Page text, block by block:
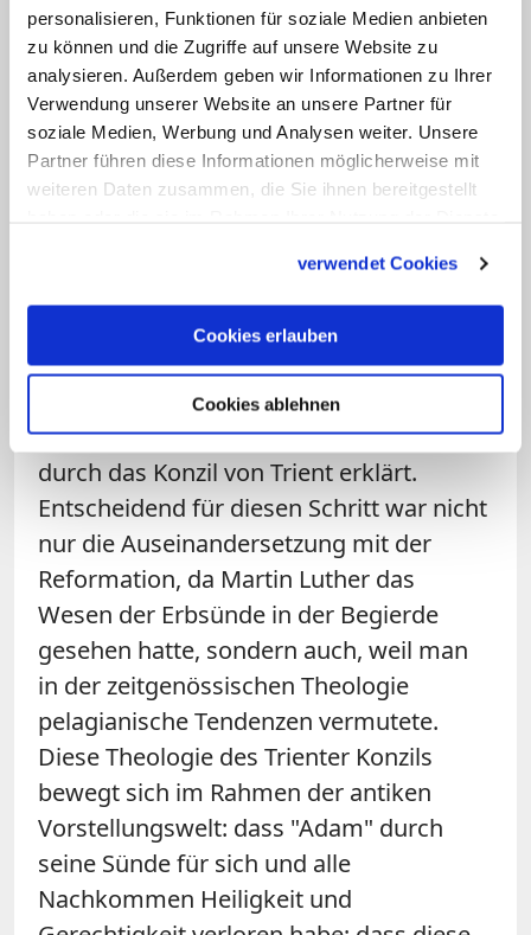
personalisieren, Funktionen für soziale Medien anbieten
zu können und die Zugriffe auf unsere Website zu
analysieren. Außerdem geben wir Informationen zu Ihrer
Verwendung unserer Website an unsere Partner für
soziale Medien, Werbung und Analysen weiter. Unsere
Partner führen diese Informationen möglicherweise mit
weiteren Daten zusammen, die Sie ihnen bereitgestellt
verwendet Cookies
Cookies erlauben
Cookies ablehnen
wurde) führt Anselm aus, dass Gott
notwendigerweise Mensch werden
musste, um die Erbsünde durch eine
angemessene Gegenleistung wieder
aufzuheben. Diese angemessene
Gegenleistung erbringe Jesus Christus
seinen Tod am Kreuz; der Mensch könne
diese Genugtuung aufgrund seines
gefallenen Status unmöglich selbst
erbringen.
Zur definitiven Lehre wurde die Erbsünde
durch das Konzil von Trient erklärt.
Entscheidend für diesen Schritt war nicht
nur die Auseinandersetzung mit der
Reformation, da Martin Luther das
Wesen der Erbsünde in der Begierde
gesehen hatte, sondern auch, weil man
in der zeitgenössischen Theologie
pelagianische Tendenzen vermutete.
Diese Theologie des Trienter Konzils
bewegt sich im Rahmen der antiken
Vorstellungswelt: dass "Adam" durch
seine Sünde für sich und alle
Nachkommen Heiligkeit und